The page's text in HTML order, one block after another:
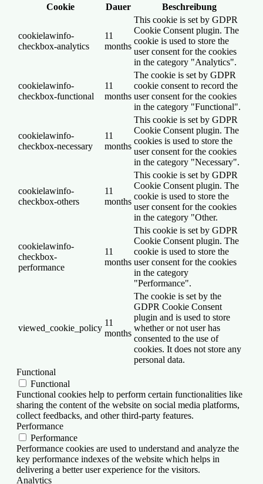
Cookie
Dauer Beschreibung
cookielawinfo-
checkbox-analytics
11
months
This cookie is set by GDPR
Cookie Consent plugin. The
cookie is used to store the
user consent for the cookies
in the category "Analytics".
cookielawinfo-
checkbox-functional
11
months
The cookie is set by GDPR
cookie consent to record the
user consent for the cookies
in the category "Functional".
cookielawinfo-
checkbox-necessary
11
months
This cookie is set by GDPR
Cookie Consent plugin. The
cookies is used to store the
user consent for the cookies
in the category "Necessary".
cookielawinfo-
checkbox-others
11
months
This cookie is set by GDPR
Cookie Consent plugin. The
cookie is used to store the
user consent for the cookies
in the category "Other.
cookielawinfo-
checkbox-
performance
11
months
This cookie is set by GDPR
Cookie Consent plugin. The
cookie is used to store the
user consent for the cookies
in the category
"Performance".
viewed_cookie_policy
11
months
The cookie is set by the
GDPR Cookie Consent
plugin and is used to store
whether or not user has
consented to the use of
cookies. It does not store any
personal data.
Functional
Functional
Functional cookies help to perform certain functionalities like
sharing the content of the website on social media platforms,
collect feedbacks, and other third-party features.
Performance
Performance
Performance cookies are used to understand and analyze the
key performance indexes of the website which helps in
delivering a better user experience for the visitors.
Analytics